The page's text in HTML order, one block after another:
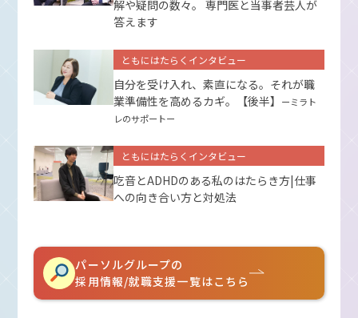
解や疑問の数々。 専門医と当事者芸人が
答えます
ともにはたらくインタビュー
自分を受け入れ、素直になる。それが職
業準備性を高めるカギ。【後半】
ーミラト
レのサポートー
ともにはたらくインタビュー
吃音とADHDのある私のはたらき方|仕事
への向き合い方と対処法
パーソルグループの
採用情報/就職支援一覧はこちら